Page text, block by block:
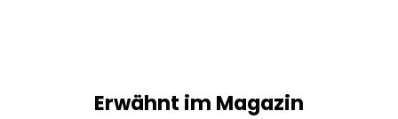
Erwähnt im Magazin